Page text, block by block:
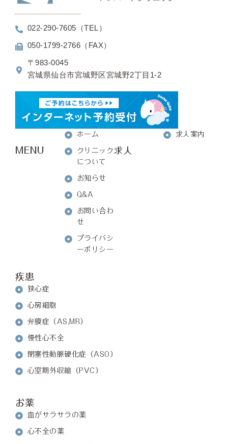
022-290-7605（TEL）
050-1799-2766（FAX）
〒983-0045
宮城県仙台市宮城野区宮城野2丁目1-2
MENU
ホーム
クリニック
について
お知らせ
Q&A
お問い合わ
せ
プライバシ
ーポリシー
求人
求人案内
疾患
狭心症
心房細胞
弁膜症（AS,MR）
慢性心不全
閉塞性動脈硬化症（ASO）
心室期外収縮（PVC）
お薬
血がサラサラの薬
心不全の薬